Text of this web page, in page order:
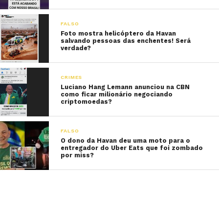
FALSO
Foto mostra helicóptero da Havan
salvando pessoas das enchentes! Será
verdade?
CRIMES
Luciano Hang Lemann anunciou na CBN
como ficar milionário negociando
criptomoedas?
FALSO
O dono da Havan deu uma moto para o
entregador do Uber Eats que foi zombado
por miss?